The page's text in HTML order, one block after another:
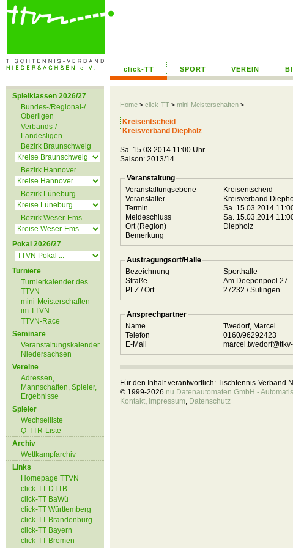
click-TT SPORT VEREIN
Home > click-TT > mini-Meisterschaften >
Spielklassen 2026/27
Bundes-/Regional-/
Oberligen
Verbands-/
Landesligen
Bezirk Braunschweig
Bezirk Hannover
Bezirk Lüneburg
Bezirk Weser-Ems
Pokal 2026/27
Turniere
Turnierkalender des
TTVN
mini-Meisterschaften
im TTVN
TTVN-Race
Seminare
Veranstaltungskalender
Niedersachsen
Vereine
Adressen,
Mannschaften, Spieler,
Ergebnisse
Spieler
Wechselliste
Q-TTR-Liste
Archiv
Wettkampfarchiv
Links
Homepage TTVN
click-TT DTTB
click-TT BaWü
click-TT Württemberg
click-TT Brandenburg
click-TT Bayern
click-TT Bremen
Kreisentscheid
Kreisverband Diepholz
Sa. 15.03.2014 11:00 Uhr
Saison: 2013/14
Veranstaltung
Veranstaltungsebene
Kreisentscheid
Veranstalter
Kreisverband
Termin
Sa. 15.03.2014
Meldeschluss
Sa. 15.03.2014
Ort (Region)
Diepholz
Bemerkung
Austragungsort/Halle
Bezeichnung
Sporthalle
Straße
Am Deepenpool 27
PLZ / Ort
27232 / Sulingen
Ansprechpartner
Name
Twedorf, Marcel
Telefon
0160/96292423
E-Mail
Für den Inhalt verantwortlich: Tischtennis-Verband
© 1999-2026 nu Datenautomaten GmbH -
Kontakt, Impressum, Datenschutz